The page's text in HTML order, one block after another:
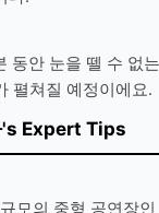
동안 눈을 뗄 수 없
펼쳐질 예정이에요.
's Expert Tips
모의 중형 공연장인